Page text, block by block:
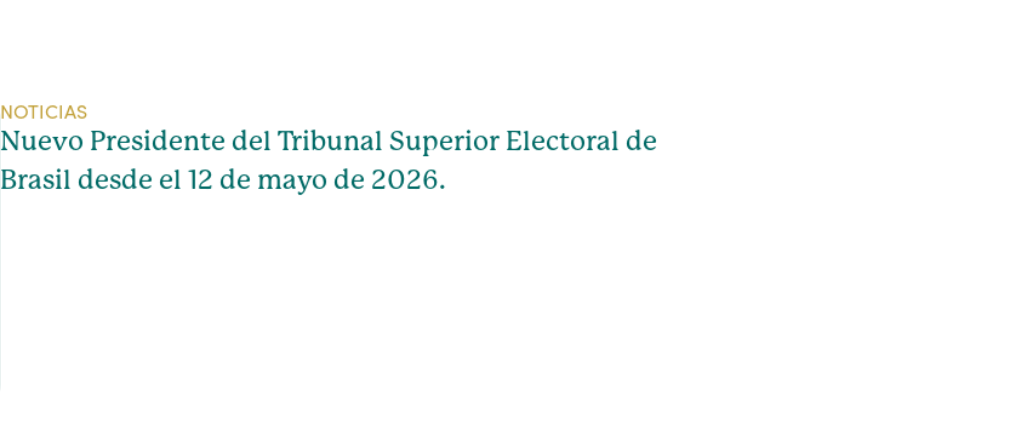
NOTICIAS
Nuevo Presidente del Tribunal Superior Electoral de
Brasil desde el 12 de mayo de 2026.